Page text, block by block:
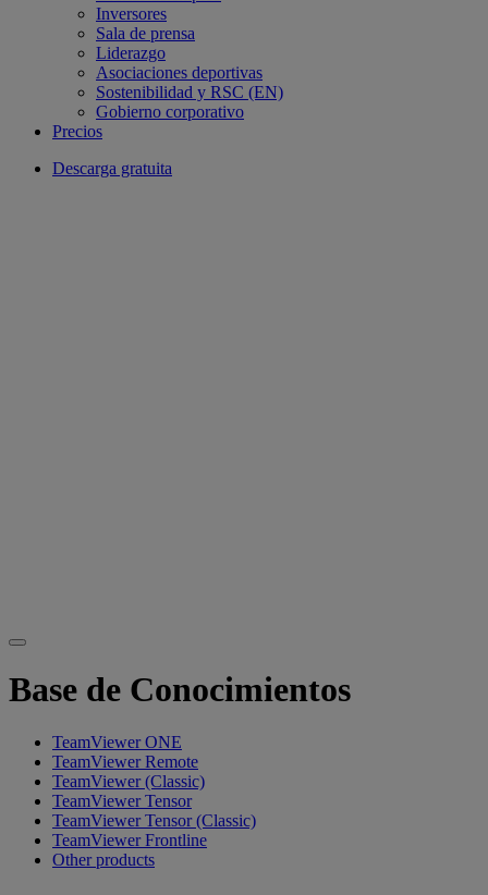
Inversores
Sala de prensa
Liderazgo
Asociaciones deportivas
Sostenibilidad y RSC (EN)
Gobierno corporativo
Precios
Descarga gratuita
Base de Conocimientos
TeamViewer ONE
TeamViewer Remote
TeamViewer (Classic)
TeamViewer Tensor
TeamViewer Tensor (Classic)
TeamViewer Frontline
Other products